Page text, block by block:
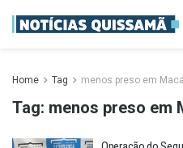
Home Tag menos preso em
Tag: menos preso em